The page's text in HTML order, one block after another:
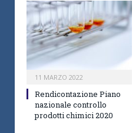
11 MARZO 2022
Rendicontazione Piano
nazionale controllo
prodotti chimici 2020